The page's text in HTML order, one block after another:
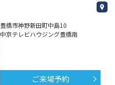
豊橋市神野新田町中島10
中京テレビハウジング豊橋南
ご来場予約